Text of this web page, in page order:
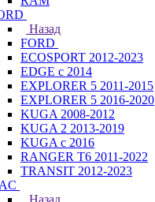
Назад
FORD
ECOSPORT 2012-2023
EDGE c 2014
EXPLORER 5 2011-2015
EXPLORER 5 2016-2020
KUGA 2008-2012
KUGA 2 2013-2019
KUGA с 2016
RANGER T6 2011-2022
TRANSIT 2012-2023
Назад